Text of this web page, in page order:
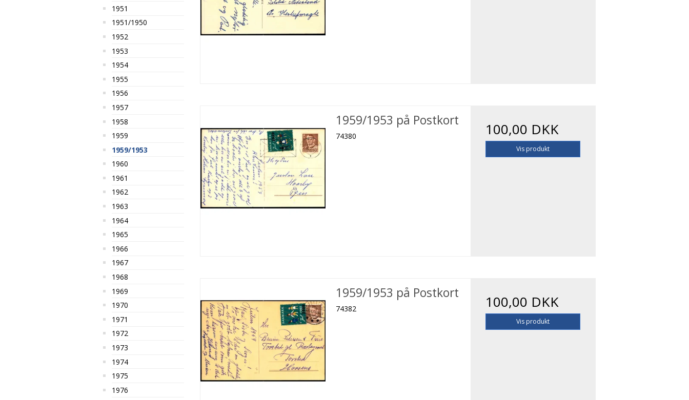
1951
1951/1950
1952
1953
1954
1955
1956
1957
1958
1959
1959/1953
1960
1961
1962
1963
1964
1965
1966
1967
1968
1969
1970
1971
1972
1973
1974
1975
1976
1959/1953 på Postkort
74380 100,00 DKK
Vis produkt
1959/1953 på Postkort
74382 100,00 DKK
Vis produkt